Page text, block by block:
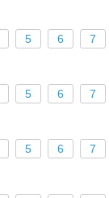
5 6 7
5 6 7
5 6 7